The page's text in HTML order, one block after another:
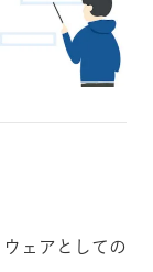
ェアとしての